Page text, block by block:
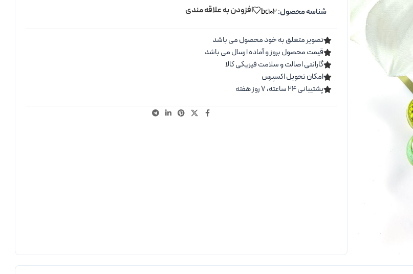
شناسه محصول:bc102 افزودن به علاقه مندی
تصویر متعلق به خود محصول می باشد
قیمت محصول بروز و آماده ارسال می باشد
گارانتی اصالت و سلامت فیزیکی کالا
امکان تحویل اکسپرس
پشتیبانی ۲۴ ساعته، ۷ روز هفته